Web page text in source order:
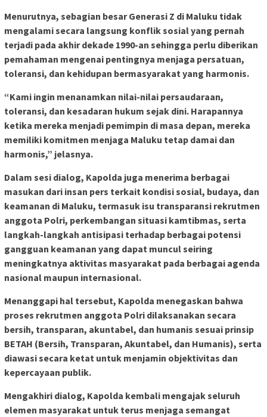
Menurutnya, sebagian besar Generasi Z di Maluku tidak
mengalami secara langsung konflik sosial yang pernah
terjadi pada akhir dekade 1990-an sehingga perlu diberikan
pemahaman mengenai pentingnya menjaga persatuan,
toleransi, dan kehidupan bermasyarakat yang harmonis.
“Kami ingin menanamkan nilai-nilai persaudaraan,
toleransi, dan kesadaran hukum sejak dini. Harapannya
ketika mereka menjadi pemimpin di masa depan, mereka
memiliki komitmen menjaga Maluku tetap damai dan
harmonis,” jelasnya.
Dalam sesi dialog, Kapolda juga menerima berbagai
masukan dari insan pers terkait kondisi sosial, budaya, dan
keamanan di Maluku, termasuk isu transparansi rekrutmen
anggota Polri, perkembangan situasi kamtibmas, serta
langkah-langkah antisipasi terhadap berbagai potensi
gangguan keamanan yang dapat muncul seiring
meningkatnya aktivitas masyarakat pada berbagai agenda
nasional maupun internasional.
Menanggapi hal tersebut, Kapolda menegaskan bahwa
proses rekrutmen anggota Polri dilaksanakan secara
bersih, transparan, akuntabel, dan humanis sesuai prinsip
BETAH (Bersih, Transparan, Akuntabel, dan Humanis), serta
diawasi secara ketat untuk menjamin objektivitas dan
kepercayaan publik.
Mengakhiri dialog, Kapolda kembali mengajak seluruh
elemen masyarakat untuk terus menjaga semangat